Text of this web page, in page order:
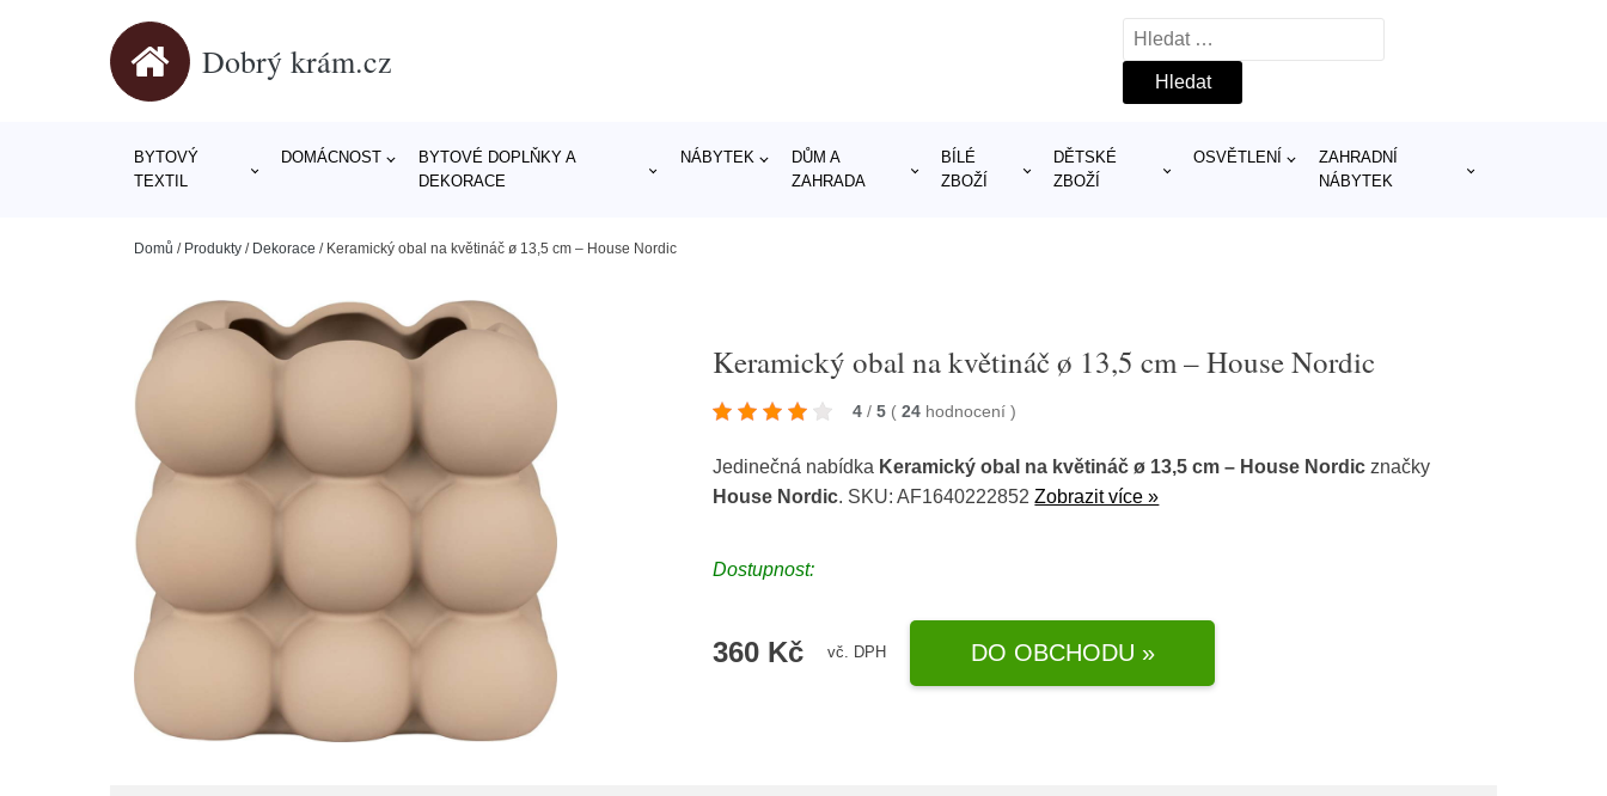
Dobrý krám.cz
Vyhledávání
BYTOVÝ
TEXTIL
DOMÁCNOST
BYTOVÉ DOPLŇKY A
DEKORACE
NÁBYTEK
DŮM A
ZAHRADA
BÍLÉ
ZBOŽÍ
DĚTSKÉ
ZBOŽÍ
OSVĚTLENÍ
ZAHRADNÍ
NÁBYTEK
Domů / Produkty / Dekorace / Keramický obal na květináč ø 13,5 cm – House Nordic
Keramický obal na květináč ø 13,5 cm – House Nordic
4 / 5 ( 24 hodnocení)
Jedinečná nabídka Keramický obal na květináč ø 13,5 cm – House Nordic značky
House Nordic. SKU: AF1640222852Zobrazit více »
Dostupnost:
360 Kč vč. DPH DO OBCHODU »